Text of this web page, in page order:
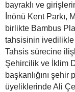
bayraklı ve
İnönü Kent Parkı,
birlikte Bambus
tahsisinin
Tahsis sürecine
Şehircilik ve İklim
başkanlığını şehir
üyeliklerinde Ali